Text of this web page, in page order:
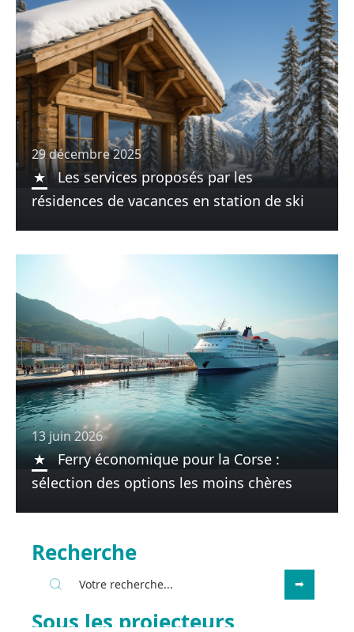
29 décembre 2025
Les services proposés par les
résidences de vacances en station de ski
13 juin 2026
Ferry économique pour la Corse :
sélection des options les moins chères
Recherche
Sous les projecteurs